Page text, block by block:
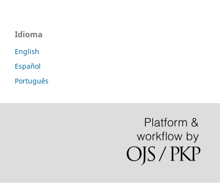
Idioma
English
Español
Português